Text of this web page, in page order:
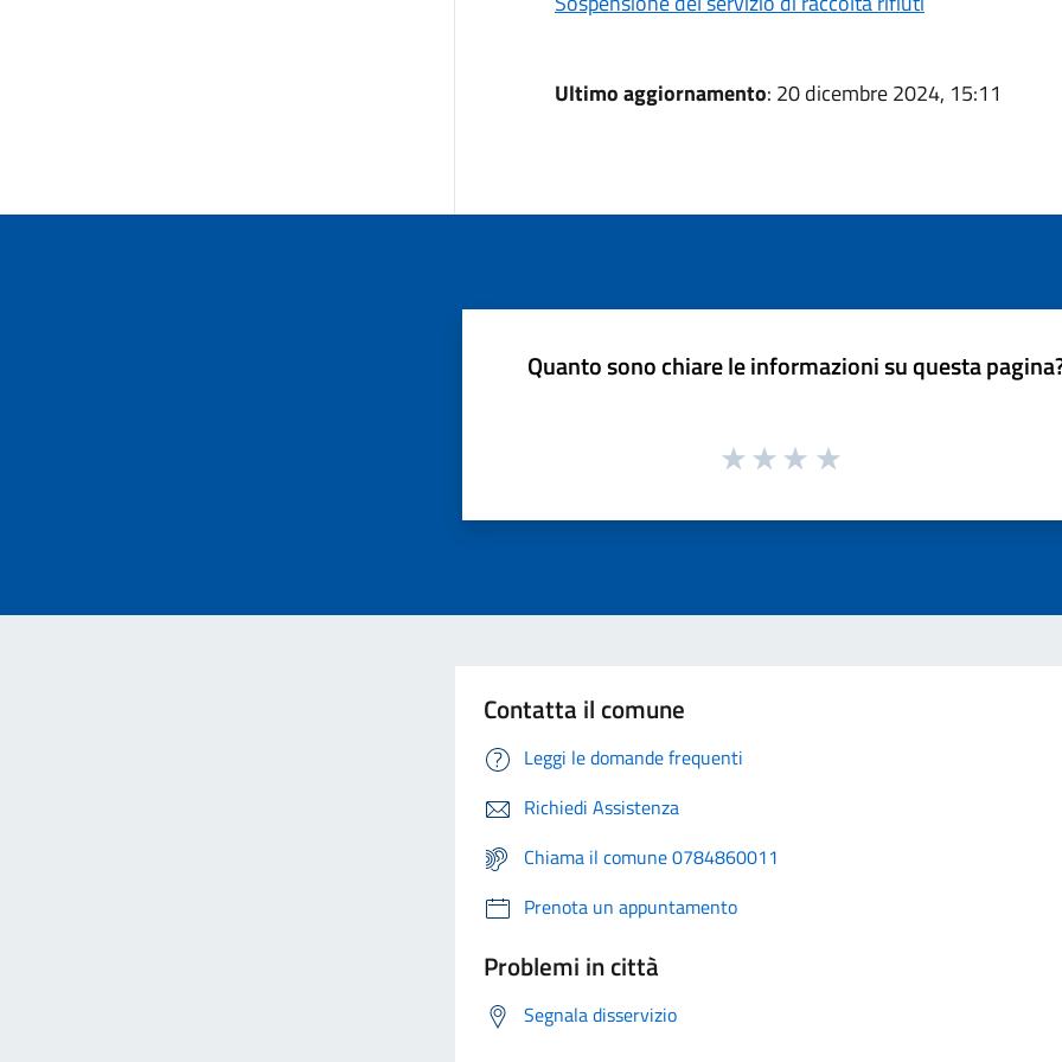
Ultimo aggiornamento: 20 dicembre 2024, 15:11
Quanto sono chiare le informazioni su questa
Contatta il comune
Leggi le domande frequenti
Richiedi Assistenza
Chiama il comune 0784860011
Prenota un appuntamento
Problemi in città
Segnala disservizio